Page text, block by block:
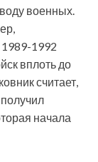
военных.
1992
вплоть до
считает,
получил
начала